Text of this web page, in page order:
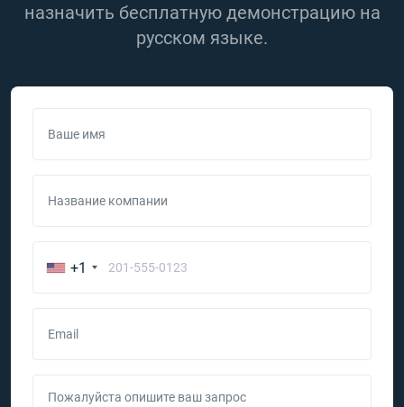
назначить бесплатную демонстрацию на
русском языке.
Ваше имя
Название компании
+1
Email
Пожалуйста опишите ваш запрос